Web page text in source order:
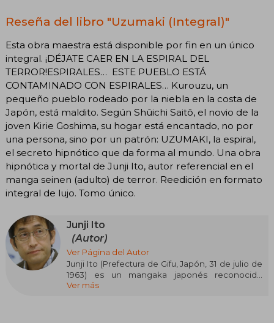
Reseña del libro "Uzumaki (Integral)"
Esta obra maestra está disponible por fin en un único
integral. ¡DÉJATE CAER EN LA ESPIRAL DEL
TERROR!ESPIRALES… ESTE PUEBLO ESTÁ
CONTAMINADO CON ESPIRALES… Kurouzu, un
pequeño pueblo rodeado por la niebla en la costa de
Japón, está maldito. Según Shûichi Saitô, el novio de la
joven Kirie Goshima, su hogar está encantado, no por
una persona, sino por un patrón: UZUMAKI, la espiral,
el secreto hipnótico que da forma al mundo. Una obra
hipnótica y mortal de Junji Ito, autor referencial en el
manga seinen (adulto) de terror. Reedición en formato
integral de lujo. Tomo único.
Junji Ito
(Autor)
Ver Página del Autor
Junji Ito (Prefectura de Gifu, Japón, 31 de julio de
1963) es un mangaka japonés reconocido
internacionalmente por su aporte singular al
Ver más